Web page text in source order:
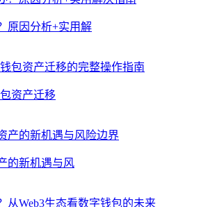
原因分析+实用解
资产迁移
的新机遇与风